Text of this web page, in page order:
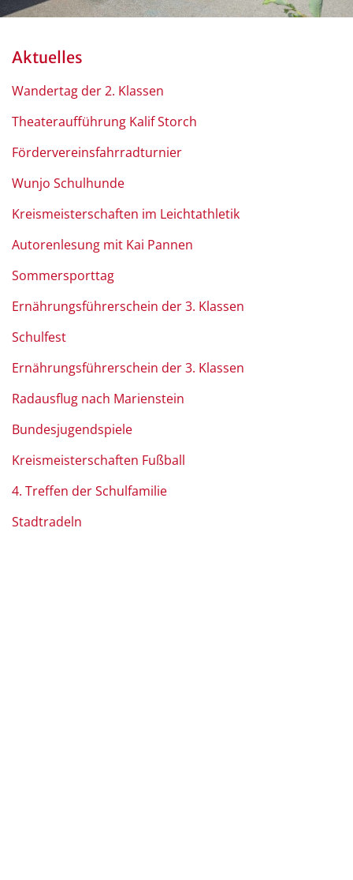
Aktuelles
Wandertag der 2. Klassen
Theateraufführung Kalif Storch
Fördervereinsfahrradturnier
Wunjo Schulhunde
Kreismeisterschaften im Leichtathletik
Autorenlesung mit Kai Pannen
Sommersporttag
Ernährungsführerschein der 3. Klassen
Schulfest
Ernährungsführerschein der 3. Klassen
Radausflug nach Marienstein
Bundesjugendspiele
Kreismeisterschaften Fußball
4. Treffen der Schulfamilie
Stadtradeln